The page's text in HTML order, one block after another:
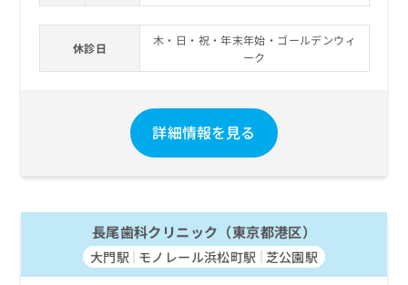
休診日
木・日・祝・年末年始・ゴールデンウィ
ーク
詳細情報を見る
長尾歯科クリニック（東京都港区）
大門駅 モノレール浜松町駅 芝公園駅